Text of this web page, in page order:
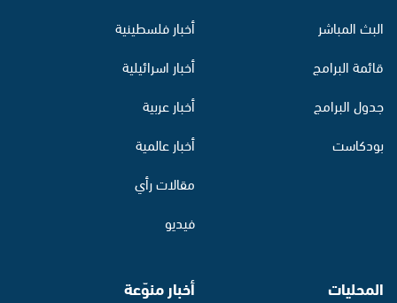
البث المباشر
قائمة البرامج
جدول البرامج
بودكاست
أخبار فلسطينية
أخبار اسرائيلية
أخبار عربية
أخبار عالمية
مقالات رأي
فيديو
المحليات أخبار منوّعة